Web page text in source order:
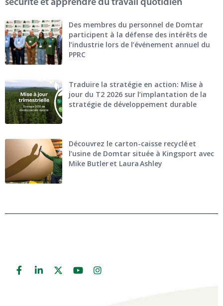
sécurité et apprendre du travail quotidien
Des membres du personnel de Domtar
participent à la défense des intérêts de
l’industrie lors de l’événement annuel du
PPRC
Traduire la stratégie en action: Mise à
jour du T2 2026 sur l’implantation de la
stratégie de développement durable
Découvrez le carton-caisse recyclé et
l’usine de Domtar située à Kingsport avec
Mike Butler et Laura Ashley